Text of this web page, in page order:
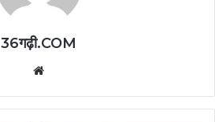
36गढ़ी.COM